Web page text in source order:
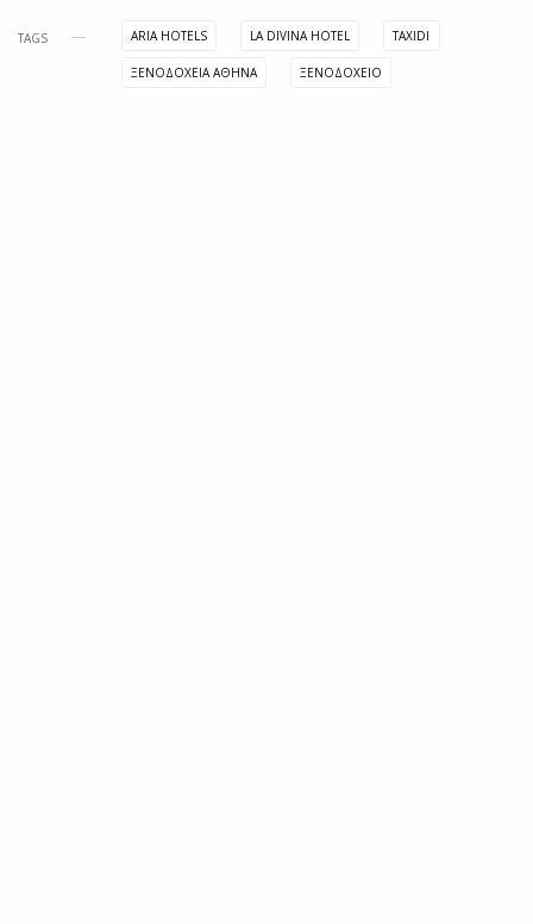
TAGS ARIA HOTELS LA DIVINA HOTEL TAXIDI
ΞΕΝΟΔΟΧΕΙΑ ΑΘΗΝΑ ΞΕΝΟΔΟΧΕΙΟ